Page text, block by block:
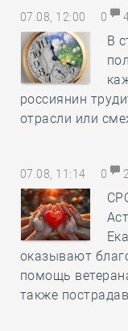
07.08, 12:00 0
В
россиянин
отрасли или
07.08, 11:14 0
оказывают
помощь
также